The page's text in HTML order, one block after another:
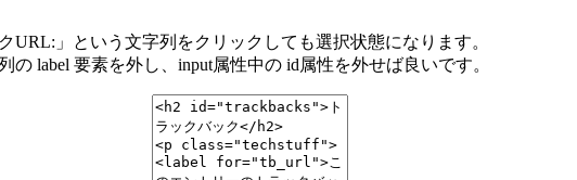
URL:」という文字列をクリックしても選択状態になります。
の label 要素を外し、input属性中の id属性を外せば良いです。